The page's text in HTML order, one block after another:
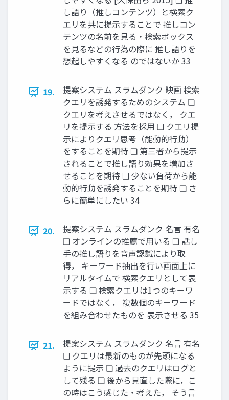
し語り（推しコンテンツ）と検索ク
エリを共に提示することで 推しコン
テンツの名前を見る・検索ボックス
を見るなどの行為の際に 推し語りを
想起しやすくなる のではないか 33
19.
提案システム スラムダンク 映画 検索
クエリを誘発するためのシステム ❏
クエリを考えさせるではなく， クエ
リを提示する 方法を採用 ❏ クエリ提
示によりクエリ思考（能動的行動）
をすることを期待 ❏ 第三者から提示
されることで推し語り効果を増加さ
せることを期待 ❏ 少ない負荷から能
動的行動を誘発することを期待 ❏ さ
らに簡単にしたい 34
20.
提案システム スラムダンク 名言 有名
❏ オンラインの推薦で用いる ❏ 話し
手の推し語りを音声認識により取
得， キーワード抽出を行い画面上に
リアルタイムで 検索クエリとして表
示する ❏ 検索クエリは1つのキーワ
ードではなく， 複数個のキーワード
を組み合わせたものを 表示させる 35
21.
提案システム スラムダンク 名言 有名
❏ クエリは最新のものが先頭になる
ように提示 ❏ 過去のクエリはログと
して残る ❏ 後から見直した際に，こ
の時はこう感じた・考えた， そう言